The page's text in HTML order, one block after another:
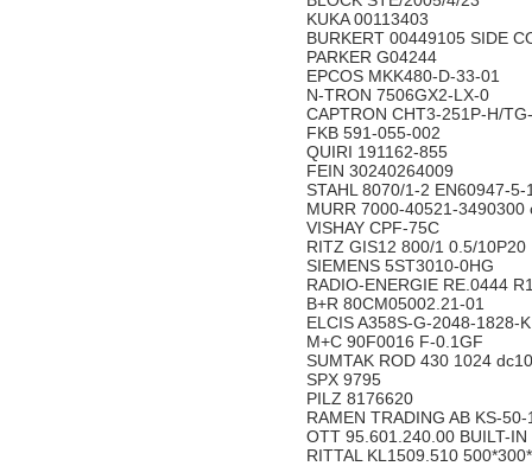
KUKA 00113403
BURKERT 00449105 SIDE
PARKER G04244
EPCOS MKK480-D-33-01
N-TRON 7506GX2-LX-0
CAPTRON CHT3-251P-H/
FKB 591-055-002
QUIRI 191162-855
FEIN 30240264009
STAHL 8070/1-2 EN60947-5-
MURR 7000-40521-3490300
VISHAY CPF-75C
RITZ GIS12 800/1 0.5/10P20
SIEMENS 5ST3010-0HG
RADIO-ENERGIE RE.0444
B+R 80CM05002.21-01
ELCIS A358S-G-2048-1828-
M+C 90F0016 F-0.1GF
SUMTAK ROD 430 1024
SPX 9795
PILZ 8176620
RAMEN TRADING AB KS-
OTT 95.601.240.00 BUILT-IN
RITTAL KL1509.510